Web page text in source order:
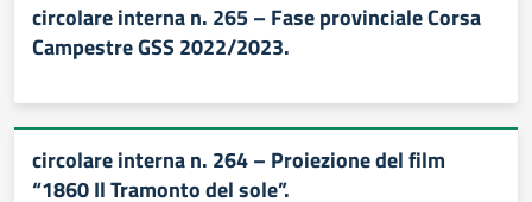
circolare interna n. 265 – Fase provinciale Corsa
Campestre GSS 2022/2023.
circolare interna n. 264 – Proiezione del film
“1860 Il Tramonto del sole”.